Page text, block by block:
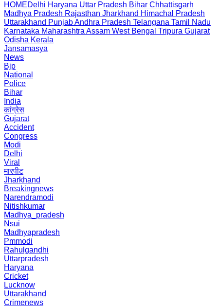
HOMEDelhi Haryana Uttar Pradesh Bihar Chhattisgarh
Madhya Pradesh Rajasthan Jharkhand Himachal Pradesh
Uttarakhand PunjabAndhra Pradesh Telangana Tamil Nadu
Karnataka Maharashtra Assam West Bengal Tripura Gujarat
Odisha Kerala
Jansamasya
News
Bjp
National
Police
Bihar
India
कांग्रेस
Gujarat
Accident
Congress
Modi
Delhi
Viral
मारपीट
Jharkhand
Breakingnews
Narendramodi
Nitishkumar
Madhya_pradesh
Nsui
Madhyapradesh
Pmmodi
Rahulgandhi
Uttarpradesh
Haryana
Cricket
Lucknow
Uttarakhand
Crimenews